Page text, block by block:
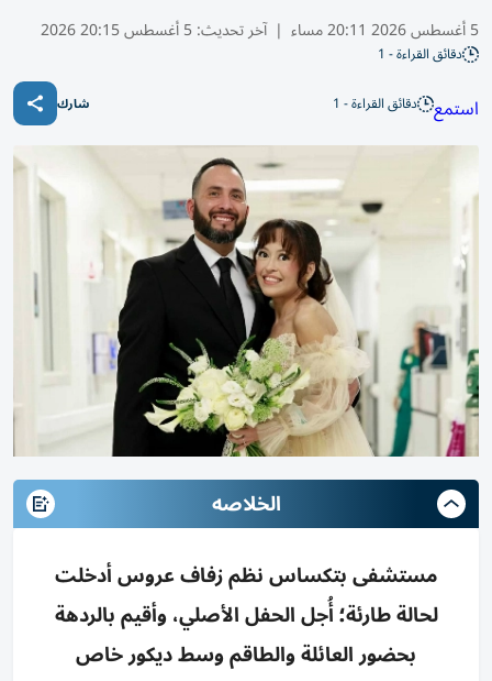
5 أغسطس 2026 20:11 مساء | آخر تحديث:5 أغسطس 20:15 2026
دقائق القراءة - 1
استمع دقائق القراءة - 1 شارك
الخلاصه
مستشفى بتكساس نظم زفاف عروس أدخلت
لحالة طارئة؛ أُجل الحفل الأصلي، وأقيم بالردهة
بحضور العائلة والطاقم وسط ديكور خاص